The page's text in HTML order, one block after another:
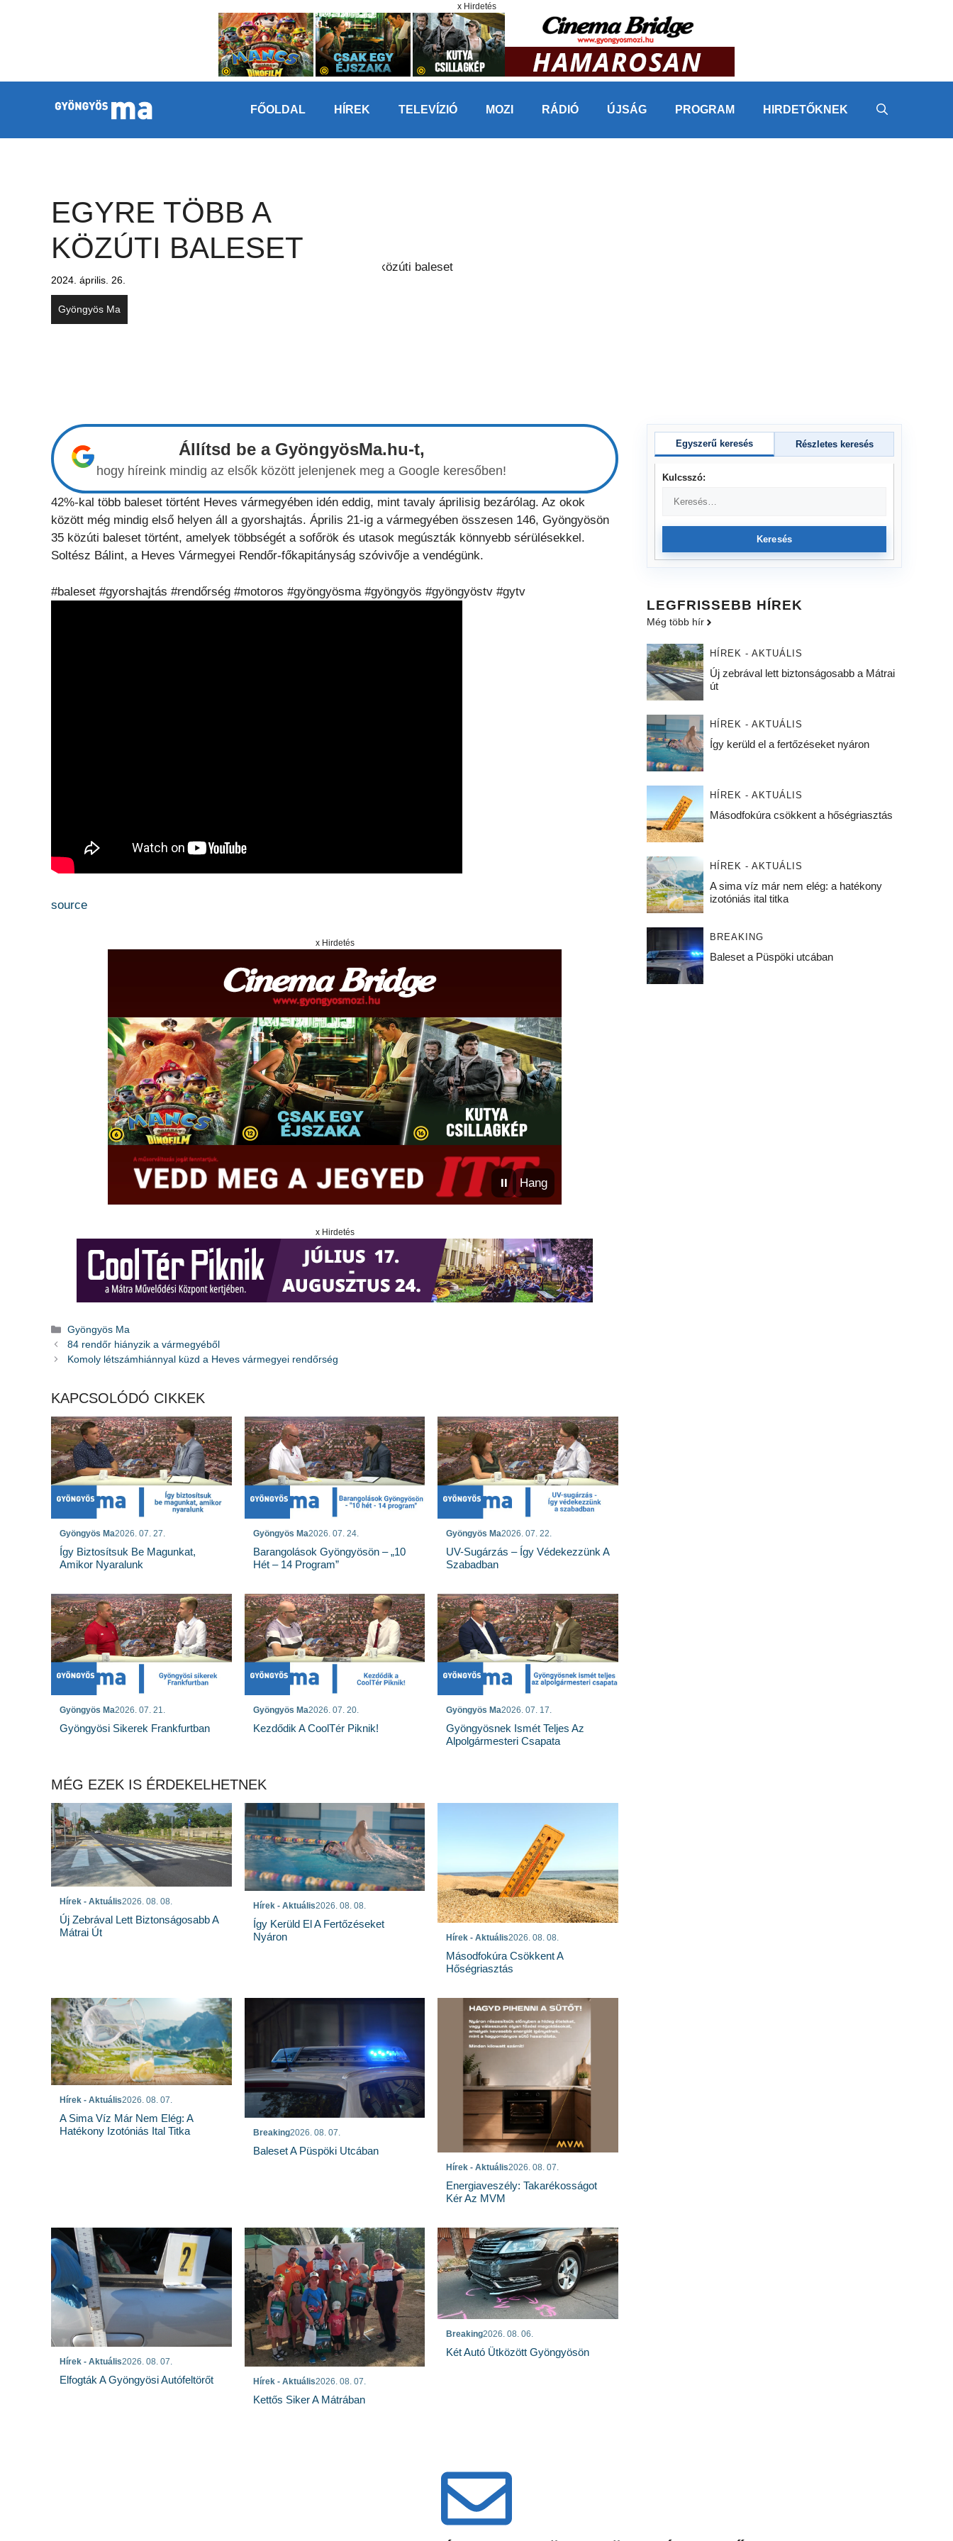
x Hirdetés
FŐOLDAL HÍREK TELEVÍZIÓ MOZI RÁDIÓ ÚJSÁG PROGRAM HIRDETŐKNEK
EGYRE TÖBB A
KÖZÚTI BALESET
2024. április. 26.
Gyöngyös Ma
Állítsd be a GyöngyösMa.hu-t,
hogy híreink mindig az elsők között jelenjenek meg a Google keresőben!
42%-kal több baleset történt Heves vármegyében idén eddig, mint tavaly áprilisig bezárólag. Az okok
között még mindig első helyen áll a gyorshajtás. Április 21-ig a vármegyében összesen 146, Gyöngyösön
35 közúti baleset történt, amelyek többségét a sofőrök és utasok megúszták könnyebb sérülésekkel.
Soltész Bálint, a Heves Vármegyei Rendőr-főkapitányság szóvivője a vendégünk.
#baleset #gyorshajtás #rendőrség #motoros #gyöngyösma #gyöngyös #gyöngyöstv #gytv
source
x Hirdetés
⏸ Hang
x Hirdetés
Kategória
Gyöngyös Ma
84 rendőr hiányzik a vármegyéből
Komoly létszámhiánnyal küzd a Heves vármegyei rendőrség
KAPCSOLÓDÓ CIKKEK
Gyöngyös Ma2026. 07. 27.
Így Biztosítsuk Be Magunkat,
Amikor Nyaralunk
Gyöngyös Ma2026. 07. 24.
Barangolások Gyöngyösön – „10
Hét – 14 Program”
Gyöngyös Ma2026. 07. 22.
UV-Sugárzás – Így Védekezzünk A
Szabadban
Gyöngyös Ma2026. 07. 21.
Gyöngyösi Sikerek Frankfurtban
Gyöngyös Ma2026. 07. 20.
Kezdődik A CoolTér Piknik!
Gyöngyös Ma2026. 07. 17.
Gyöngyösnek Ismét Teljes Az
Alpolgármesteri Csapata
MÉG EZEK IS ÉRDEKELHETNEK
Hírek - Aktuális2026. 08. 08.
Új Zebrával Lett Biztonságosabb A
Mátrai Út
Hírek - Aktuális2026. 08. 08.
Így Kerüld El A Fertőzéseket
Nyáron
Hírek - Aktuális2026. 08. 08.
Másodfokúra Csökkent A
Hőségriasztás
Hírek - Aktuális2026. 08. 07.
A Sima Víz Már Nem Elég: A
Hatékony Izotóniás Ital Titka
Breaking2026. 08. 07.
Baleset A Püspöki Utcában
Hírek - Aktuális2026. 08. 07.
Energiaveszély: Takarékosságot
Kér Az MVM
Hírek - Aktuális2026. 08. 07.
Elfogták A Gyöngyösi Autófeltörőt Hírek - Aktuális2026. 08. 07.
Kettős Siker A Mátrában
Breaking2026. 08. 06.
Két Autó Ütközött Gyöngyösön
Egyszerű keresés Részletes keresés
Kulcsszó:
Keresés
LEGFRISSEBB HÍREK
Még több hír
HÍREK - AKTUÁLIS
Új zebrával lett biztonságosabb a Mátrai
út
HÍREK - AKTUÁLIS
Így kerüld el a fertőzéseket nyáron
HÍREK - AKTUÁLIS
Másodfokúra csökkent a hőségriasztás
HÍREK - AKTUÁLIS
A sima víz már nem elég: a hatékony
izotóniás ital titka
BREAKING
Baleset a Püspöki utcában